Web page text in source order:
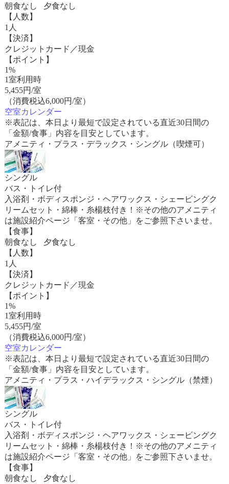
朝食なし 夕食なし
【人数】
1人
【決済】
クレジットカード／現金
【ポイント】
1%
1室利用時
5,455円/室
（消費税込6,000円/室）
空室カレンダー
※表記は、本日より最短で設定されている直近30日間の
「金額/食事」内容を目安としています。
アメニティ・プラス・デラックス・シングル（喫煙可）
シングル
バス・トイレ付
入浴剤・ボディスポンジ・ヘアワックス・シェービングク
リームセット・綿棒・糸楊枝付き！※その他のアメニティ
は施設紹介ページ「客室・その他」をご参照下さいませ。
【食事】
朝食なし 夕食なし
【人数】
1人
【決済】
クレジットカード／現金
【ポイント】
1%
1室利用時
5,455円/室
（消費税込6,000円/室）
空室カレンダー
※表記は、本日より最短で設定されている直近30日間の
「金額/食事」内容を目安としています。
アメニティ・プラス・ハイデラックス・シングル（禁煙）
シングル
バス・トイレ付
入浴剤・ボディスポンジ・ヘアワックス・シェービングク
リームセット・綿棒・糸楊枝付き！※その他のアメニティ
は施設紹介ページ「客室・その他」をご参照下さいませ。
【食事】
朝食なし 夕食なし